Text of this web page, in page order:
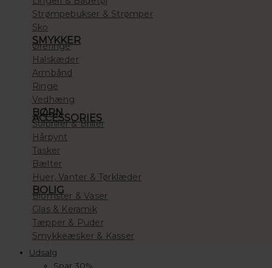
Strømpebukser & Strømper
Sko
SMYKKER
Øreringe
Halskæder
Armbånd
Ringe
Vedhæng
BØRN
ACCESSORIES
Solbriller & Briller
Hårpynt
Tasker
Bælter
Huer, Vanter & Tørklæder
BOLIG
Blomster & Vaser
Glas & Keramik
Tæpper & Puder
Smykkeæsker & Kasser
Udsalg
Spar 30%